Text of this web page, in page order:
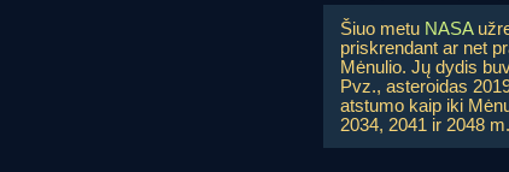
Šiuo metu NASA
priskrendant ar net
Mėnulio. Jų dydis
Pvz., asteroidas
atstumo kaip iki
2034, 2041 ir 2048